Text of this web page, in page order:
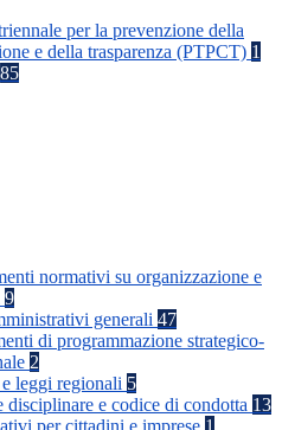
per la prevenzione della
e della trasparenza (PTPCT) 1
85
normativi su organizzazione e
9
generali 47
di programmazione strategico-
2
leggi regionali 5
disciplinare e codice di condotta 13